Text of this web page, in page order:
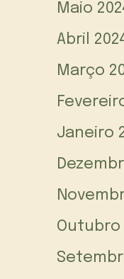
Maio
Abril
Março
Janeiro
Outubro